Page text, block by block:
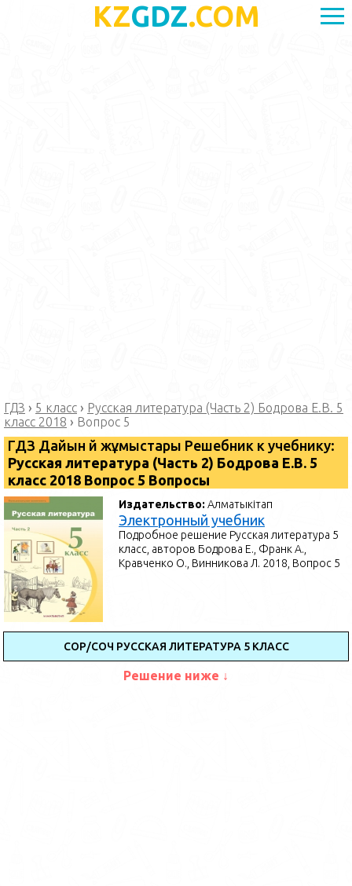
KZGDZ.COM
ГДЗ › 5 класс › Русская литература (Часть 2) Бодрова Е.В. 5
класс 2018 › Вопрос 5
ГДЗ Дайын үй жұмыстары Решебник к учебнику:
Русская литература (Часть 2) Бодрова Е.В. 5
класс 2018 Вопрос 5 Вопросы
Издательство:Алматыкітап
Электронный учебник
Подробное решение Русская литература 5
класс, авторов Бодрова Е., Франк А.,
Кравченко О., Винникова Л. 2018, Вопрос 5
СОР/СОЧ РУССКАЯ ЛИТЕРАТУРА 5 КЛАСС
Решение ниже ↓